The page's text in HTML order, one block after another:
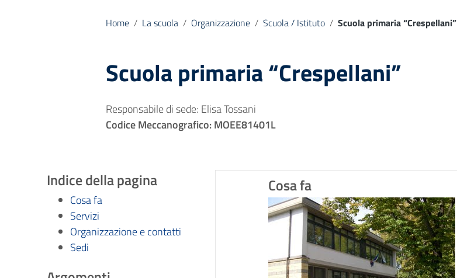
Home / La scuola / Organizzazione / Scuola / Istituto / Scuola primaria “Crespellani”
Scuola primaria “Crespellani”
Responsabile di sede: Elisa Tossani
Codice Meccanografico: MOEE81401L
Indice della pagina
Cosa fa
Servizi
Organizzazione e contatti
Sedi
Cosa fa